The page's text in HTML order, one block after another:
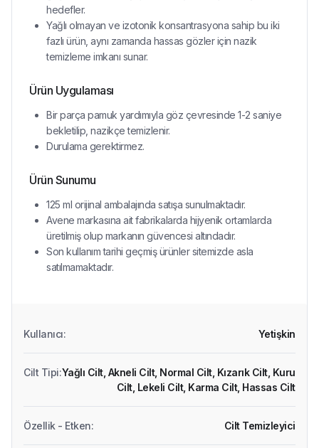
hedefler.
Yağlı olmayan ve izotonik konsantrasyona sahip bu iki
fazlı ürün, aynı zamanda hassas gözler için nazik
temizleme imkanı sunar.
Ürün Uygulaması
Bir parça pamuk yardımıyla göz çevresinde 1-2 saniye
bekletilip, nazikçe temizlenir.
Durulama gerektirmez.
Ürün Sunumu
125 ml orijinal ambalajında satışa sunulmaktadır.
Avene markasına ait fabrikalarda hijyenik ortamlarda
üretilmiş olup markanın güvencesi altındadır.
Son kullanım tarihi geçmiş ürünler sitemizde asla
satılmamaktadır.
Kullanıcı: Yetişkin
Cilt Tipi:Yağlı Cilt, Akneli Cilt, Normal Cilt, Kızarık Cilt, Kuru
Cilt, Lekeli Cilt, Karma Cilt, Hassas Cilt
Özellik - Etken: Cilt Temizleyici